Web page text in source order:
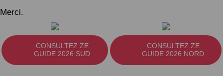
Merci.
CONSULTEZ ZE
GUIDE 2026 SUD
CONSULTEZ ZE
GUIDE 2026 NORD